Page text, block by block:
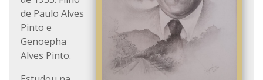
de Paulo Alves
Pinto e
Genoepha
Alves Pinto.